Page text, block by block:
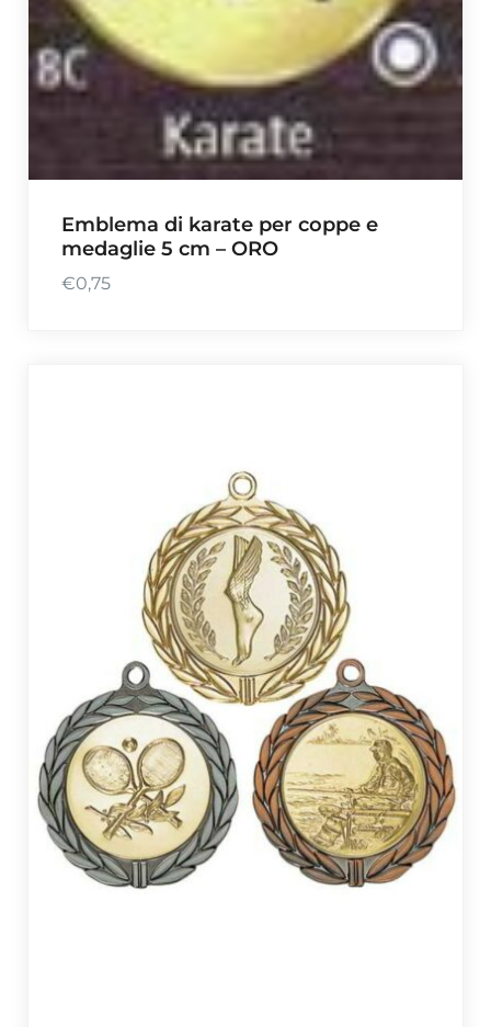
Emblema di karate per coppe e
medaglie 5 cm – ORO
€0,75